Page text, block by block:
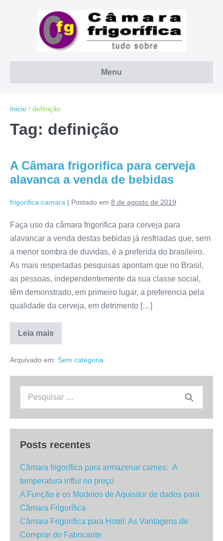
Menu
Inicio / definição
Tag: definição
A Câmara frigorifica para cerveja
alavanca a venda de bebidas
frigorifica-camara | Postado em 8 de agosto de 2019
Faça uso da câmara frigorifica para cerveja para
alavancar a venda destas bebidas já resfriadas que, sem
a menor sombra de duvidas, é a preferida do brasileiro.
As mais respeitadas pesquisas apontam que no Brasil,
as pessoas, independentemente da sua classe social,
têm demonstrado, em primeiro lugar, a preferencia pela
qualidade da cerveja, em detrimento […]
Leia mais
A
Câmara
para
alavanca
a
venda
de
bebidas
Arquivado em: Sem categoria
Procurar:
Posts recentes
Câmara frigorífica para armazenar carnes: A
temperatura influi no preço
A Função e os Modelos de Aquisitor de dados para
Câmara Frigorífica
Câmara Frigorifica para Hotel: As Vantagens de
Comprar do Fabricante